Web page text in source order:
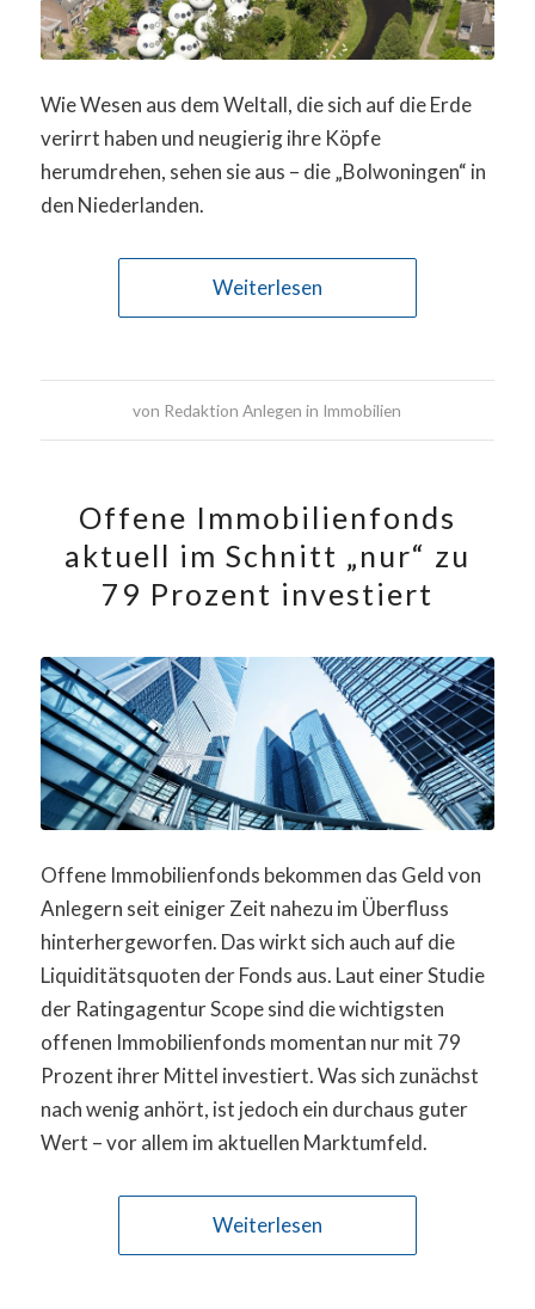
Wie Wesen aus dem Weltall, die sich auf die Erde
verirrt haben und neugierig ihre Köpfe
herumdrehen, sehen sie aus – die „Bolwoningen“ in
den Niederlanden.
Weiterlesen
von Redaktion Anlegen in Immobilien
Offene Immobilienfonds
aktuell im Schnitt „nur“ zu
79 Prozent investiert
Offene Immobilienfonds bekommen das Geld von
Anlegern seit einiger Zeit nahezu im Überfluss
hinterhergeworfen. Das wirkt sich auch auf die
Liquiditätsquoten der Fonds aus. Laut einer Studie
der Ratingagentur Scope sind die wichtigsten
offenen Immobilienfonds momentan nur mit 79
Prozent ihrer Mittel investiert. Was sich zunächst
nach wenig anhört, ist jedoch ein durchaus guter
Wert – vor allem im aktuellen Marktumfeld.
Weiterlesen